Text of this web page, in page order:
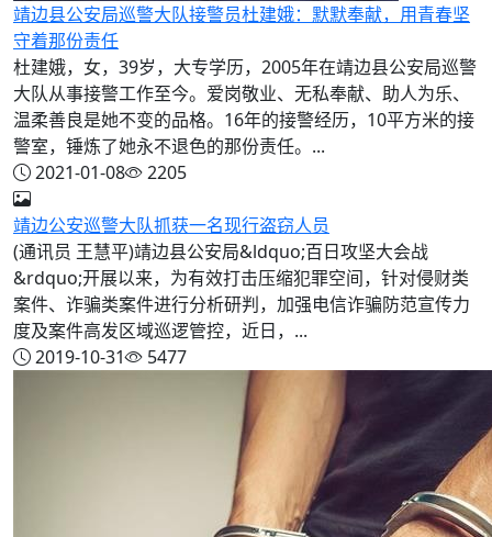
靖边县公安局巡警大队接警员杜建娥：默默奉献，用青春坚
守着那份责任
杜建娥，女，39岁，大专学历，2005年在靖边县公安局巡警
大队从事接警工作至今。爱岗敬业、无私奉献、助人为乐、
温柔善良是她不变的品格。16年的接警经历，10平方米的接
警室，锤炼了她永不退色的那份责任。...
2021-01-08
2205
靖边公安巡警大队抓获一名现行盗窃人员
(通讯员 王慧平)靖边县公安局&ldquo;百日攻坚大会战
&rdquo;开展以来，为有效打击压缩犯罪空间，针对侵财类
案件、诈骗类案件进行分析研判，加强电信诈骗防范宣传力
度及案件高发区域巡逻管控，近日，...
2019-10-31
5477